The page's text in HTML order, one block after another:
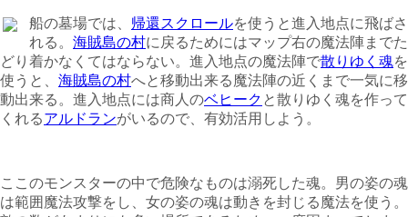
船の墓場では、 帰還スクロールを使うと進入地点に飛ばさ
れる。 海賊島の村に戻るためにはマップ右の魔法陣までた
どり着かなくてはならない。 進入地点の魔法陣で散りゆく魂を
使うと、 海賊島の村へと移動出来る魔法陣の近くまで一気に移
動出来る。 進入地点には商人のベヒーク と散りゆく魂を作って
くれるアルドランがいるので、有効活用しよう。
ここのモンスターの中で危険なものは溺死した魂。男の姿の魂
は範囲魔法攻撃をし、女の姿の魂は動きを封じる魔法を使う。